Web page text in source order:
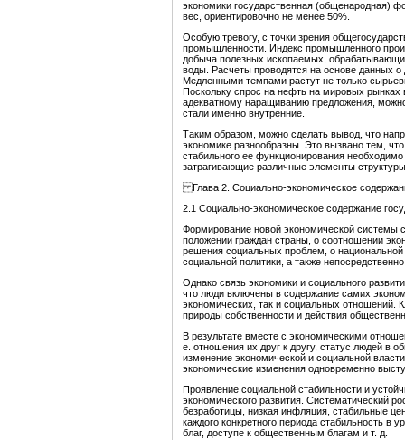
экономики государственная (общенародная)
вес, ориентировочно не менее 50%.
Особую тревогу, с точки зрения
промышленности. Индекс промышленного
добыча полезных ископаемых,
воды. Расчеты проводятся на основе данных
Медленными темпами растут не только
Поскольку спрос на нефть на мировых рынках
адекватному наращиванию предложения,
стали именно внутренние.
Таким образом, можно сделать вывод, что
экономике разнообразны. Это вызвано тем,
стабильного ее функционирования
затрагивающие различные элементы
Глава 2. Социально-экономическое
2.1 Социально-экономическое содержание
Формирование новой экономической системы
положении граждан страны, о соотношении
решения социальных проблем, о
социальной политики, а также
Однако связь экономики и социального
что люди включены в содержание самих
экономических, так и социальных отношений.
природы собственности и действия
В результате вместе с экономическими
е. отношения их друг к другу, статус людей в
изменение экономической и социальной
экономические изменения одновременно
Проявление социальной стабильности и
экономического развития. Систематический
безработицы, низкая инфляция, стабильные
каждого конкретного периода стабильность в
благ, доступе к общественным благам и т. д.